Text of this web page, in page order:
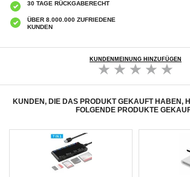
30 TAGE RÜCKGABERECHT
ÜBER 8.000.000 ZUFRIEDENE
KUNDEN
KUNDENMEINUNG HINZUFÜGEN
KUNDEN, DIE DAS PRODUKT GEKAUFT HABEN,
FOLGENDE PRODUKTE